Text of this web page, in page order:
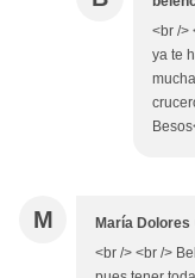
<br />
ya te
M María Dolores
<br /> <br />